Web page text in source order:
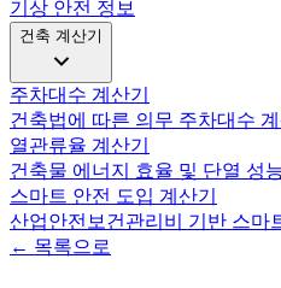
기상 안전 정보
건축 계산기
주차대수 계산기
건축법에 따른 의무 주차대수
열관류율 계산기
건축물 에너지 효율 및 단열 성
스마트 안전 도입 계산기
산업안전보건관리비 기반 스마
← 목록으로